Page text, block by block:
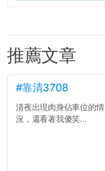
推薦文章
#靠清3708
清夜出現肉身佔車位的情
況，還看著我傻笑...